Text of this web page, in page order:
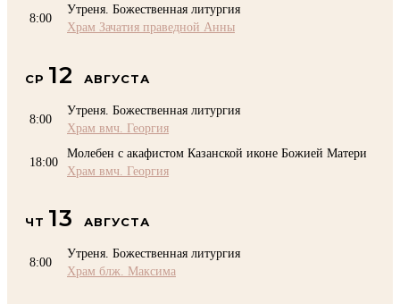
8:00
Утреня. Божественная литургия
Храм Зачатия праведной Анны
СР 12 АВГУСТА
8:00
Утреня. Божественная литургия
Храм вмч. Георгия
18:00
Молебен с акафистом Казанской иконе Божией Матери
Храм вмч. Георгия
ЧТ 13 АВГУСТА
8:00
Утреня. Божественная литургия
Храм блж. Максима